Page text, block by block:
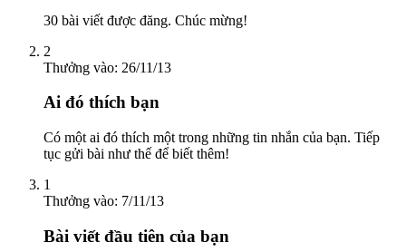
30 bài viết được đăng. Chúc mừng!
2
Thưởng vào: 26/11/13
Ai đó thích bạn
Có một ai đó thích một trong những tin nhắn của bạn. Tiếp
tục gửi bài như thế để biết thêm!
1
Thưởng vào: 7/11/13
Bài viết đầu tiên của bạn